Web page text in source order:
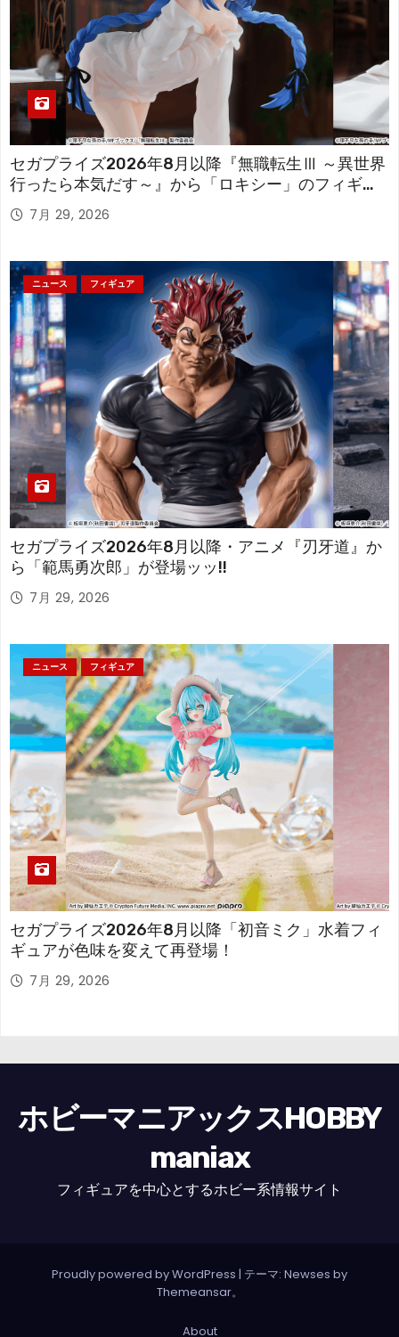
セガプライズ2026年8月以降『無職転生Ⅲ ～異世界
行ったら本気だす～』から「ロキシー」のフィギュ
アが登場！
7月 29, 2026
ニュース フィギュア
セガプライズ2026年8月以降・アニメ『刃牙道』か
ら「範馬勇次郎」が登場ッッ!!
7月 29, 2026
ニュース フィギュア
セガプライズ2026年8月以降「初音ミク」水着フィ
ギュアが色味を変えて再登場！
7月 29, 2026
ホビーマニアックスHOBBY
maniax
フィギュアを中心とするホビー系情報サイト
Proudly powered by WordPress | テーマ: Newses by
Themeansar。
About